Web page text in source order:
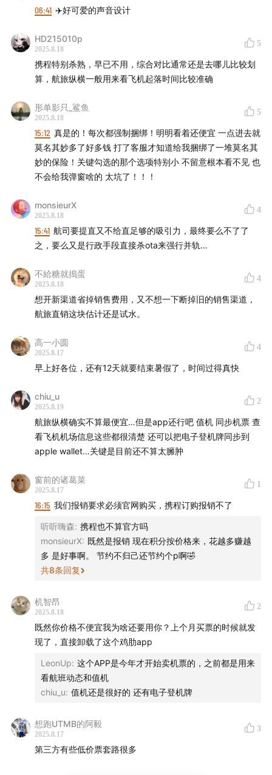
06:41 ✈️好可爱的声音设计
HD215010p
2025.8.18
5
携程特别杀熟，早已不用，综合对比通常还是去哪儿比较划
算，航旅纵横一般用来看飞机起落时间比较准确
形单影只_鲨鱼
2025.8.18
5
15:12 真是的！每次都强制捆绑！明明看着还便宜 一点进去就
莫名其妙多了好多钱 打了客服才知道给我捆绑了一堆莫名其
妙的保险！关键勾选的那个选项特别小 不留意根本看不见 也
不会给我弹窗啥的 太坑了！！！
monsieurX
2025.8.18
4
15:41 航司要提直又不给直足够的吸引力，最终要么不了了
之，要么又是行政手段直接杀ota来强行并轨…
不給糖就搗蛋
2025.8.18
4
想开新渠道省掉销售费用，又不想一下断掉旧的销售渠道，
航旅直销这块估计还是试水。
高一小圆
2025.8.17
4
早上好各位，还有12天就要结束暑假了，时间过得真快
chiu_u
2025.8.19
2
航旅纵横确实不算最便宜…但是app还行吧 值机 同步机票 查
看飞机机场信息这些都很清楚 还可以把电子登机牌同步到
apple wallet…关键是目前还不算太臃肿
窗前的诸葛菜
2025.8.17
1
16:15 我们报销要求必须官网购买，携程订购报销不了
听听嗨森: 携程也不算官方吗
monsieurX: 既然是报销 现在积分按价格来，花越多赚越
多 是好事啊。 节约不归己还节约个p啊🤣
共8条回复
机智昂
2025.8.18
2
既然你价格不便宜我为啥还要用你？上个月买票的时候就发
现了，直接卸载了这个鸡肋app
LeonUp: 这个APP是今年才开始卖机票的，之前都是用来
看航班动态和值机
chiu_u: 值机还是很好的 还有电子登机牌
想跑UTMB的阿毅
2025.8.17
3
第三方有些低价票套路很多